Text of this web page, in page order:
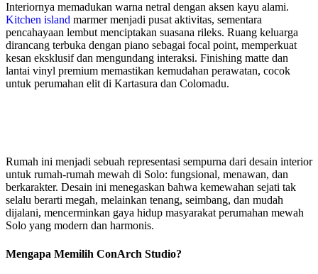
Interiornya memadukan warna netral dengan aksen kayu alami.
Kitchen island marmer menjadi pusat aktivitas, sementara
pencahayaan lembut menciptakan suasana rileks. Ruang keluarga
dirancang terbuka dengan piano sebagai focal point, memperkuat
kesan eksklusif dan mengundang interaksi. Finishing matte dan
lantai vinyl premium memastikan kemudahan perawatan, cocok
untuk perumahan elit di Kartasura dan Colomadu.
Rumah ini menjadi sebuah representasi sempurna dari desain interior
untuk rumah-rumah mewah di Solo: fungsional, menawan, dan
berkarakter. Desain ini menegaskan bahwa kemewahan sejati tak
selalu berarti megah, melainkan tenang, seimbang, dan mudah
dijalani, mencerminkan gaya hidup masyarakat perumahan mewah
Solo yang modern dan harmonis.
Mengapa Memilih ConArch Studio?